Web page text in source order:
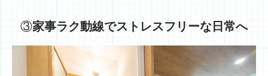
③家事ラク動線でストレスフリーな日常へ